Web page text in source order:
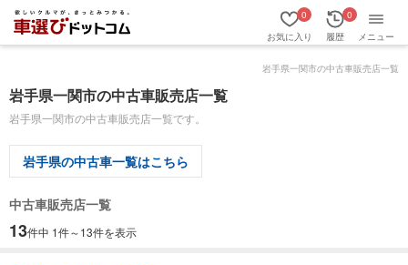
お気に入り
0
履歴
0
メニュー
岩手県一関市の中古車販売店一覧
岩手県一関市の中古車販売店一覧
岩手県一関市の中古車販売店一覧です。
岩手県の中古車一覧はこちら
中古車販売店一覧
13件中 1件～13件を表示